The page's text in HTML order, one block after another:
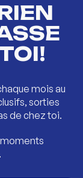
mois au
sorties
de chez toi.